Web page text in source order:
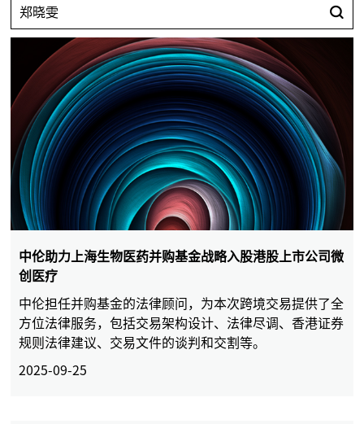
中伦助力上海生物医药并购基金战略入股港股上市公司微
创医疗
中伦担任并购基金的法律顾问，为本次跨境交易提供了全
方位法律服务，包括交易架构设计、法律尽调、香港证券
规则法律建议、交易文件的谈判和交割等。
2025-09-25